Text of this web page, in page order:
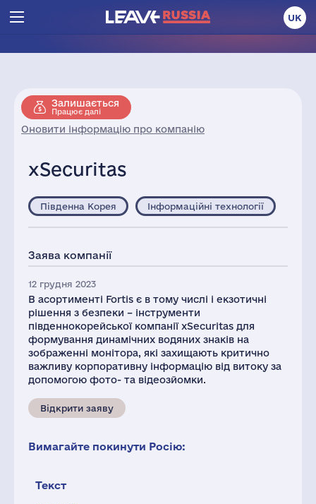
UK
Залишається
Працює далі
Оновити інформацію про компанію
xSecuritas
Південна Корея Інформаційні технології
Заява компанії
12 грудня 2023
В асортименті Fortis є в тому числі і екзотичні
рішення з безпеки – інструменти
південнокорейської компанії xSecuritas для
формування динамічних водяних знаків на
зображенні монітора, які захищають критично
важливу корпоративну інформацію від витоку за
допомогою фото- та відеозйомки.
Відкрити заяву
Вимагайте покинути Росію:
Текст